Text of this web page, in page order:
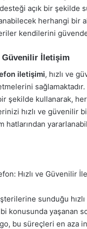
açık bir şekilde
herhangi bir
kendilerini
Güvenilir İletişim
iletişimi, hızlı ve
şekilde kullanarak,
hızlı ve güvenilir
hatlarından
Hızlı ve Güvenilir
sunduğu
konusunda yaşanan
bu süreçleri en aza